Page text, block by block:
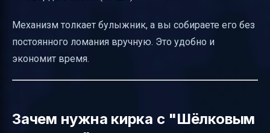
Механизм толкает булыжник, а вы собираете его без
постоянного ломания вручную. Это удобно и
экономит время.
Зачем нужна кирка с "Шёлковым